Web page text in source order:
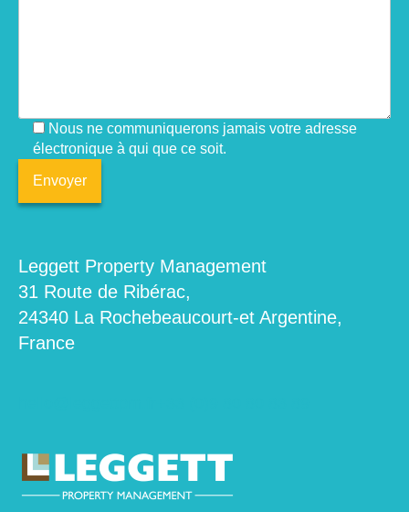
Nous ne communiquerons jamais votre adresse
électronique à qui que ce soit.
Leggett Property Management
31 Route de Ribérac,
24340 La Rochebeaucourt-et Argentine,
France